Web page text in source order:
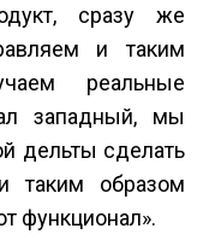
сразу же
и таким
реальные
западный, мы
дельты сделать
таким образом
функционал».